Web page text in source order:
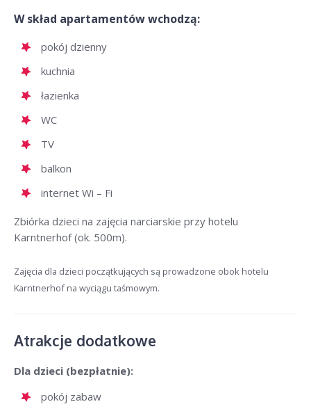
W skład apartamentów wchodzą:
pokój dzienny
kuchnia
łazienka
WC
TV
balkon
internet Wi – Fi
Zbiórka dzieci na zajęcia narciarskie przy hotelu
Karntnerhof (ok. 500m).
Zajęcia dla dzieci początkujących są prowadzone obok hotelu
Karntnerhof na wyciągu taśmowym.
Atrakcje dodatkowe
Dla dzieci (bezpłatnie):
pokój zabaw